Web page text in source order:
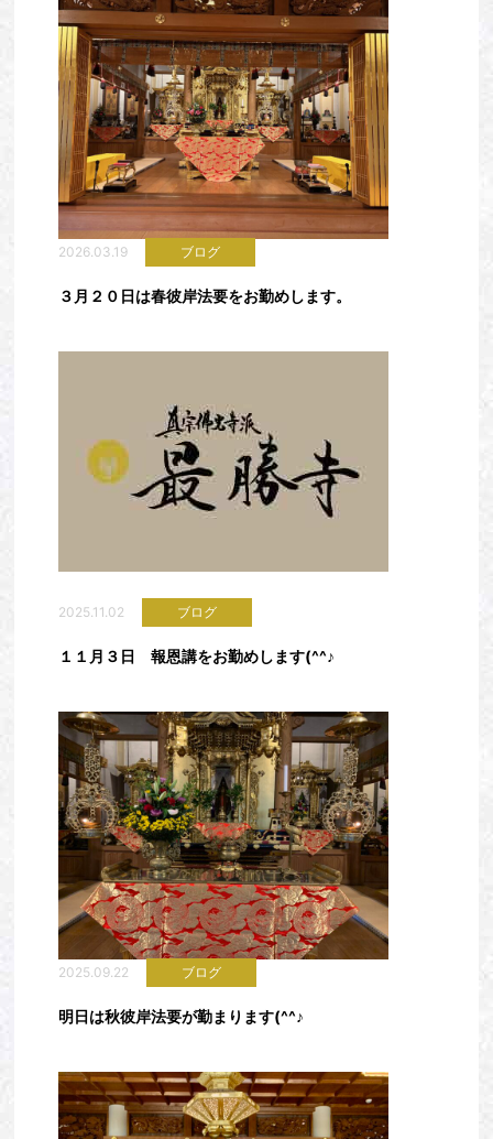
2026.03.19 ブログ
３月２０日は春彼岸法要をお勤めします。
2025.11.02 ブログ
１１月３日 報恩講をお勤めします(^^♪
2025.09.22 ブログ
明日は秋彼岸法要が勤まります(^^♪